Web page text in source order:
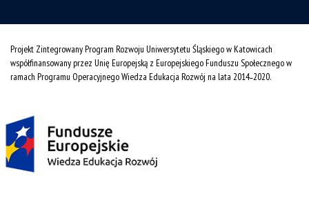
Projekt Zintegrowany Program Rozwoju Uniwersytetu Śląskiego w Katowicach
współfinansowany przez Unię Europejską z Europejskiego Funduszu Społecznego w
ramach Programu Operacyjnego Wiedza Edukacja Rozwój na lata 2014˗2020.